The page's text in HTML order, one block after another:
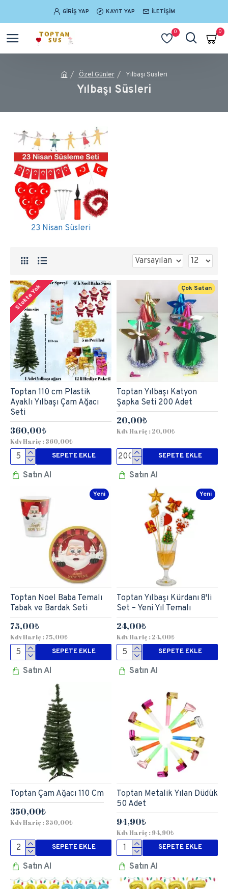
GIRIŞ YAP KAYIT YAP İLETIŞIM
0 0
Özel Günler Yılbaşı Süsleri
Yılbaşı Süsleri
23 Nisan Süsleri
Stokta Yok
Toptan 110 cm Plastik
Ayaklı Yılbaşı Çam Ağacı
Seti
360,00₺
Kdv Hariç : 360,00₺
SEPETE EKLE
Satın Al
Çok Satan
Toptan Yılbaşı Katyon
Şapka Seti 200 Adet
20,00₺
Kdv Hariç : 20,00₺
SEPETE EKLE
Satın Al
Yeni
Toptan Noel Baba Temalı
Tabak ve Bardak Seti
75,00₺
Kdv Hariç : 75,00₺
SEPETE EKLE
Satın Al
Yeni
Toptan Yılbaşı Kürdanı 8'li
Set – Yeni Yıl Temalı
24,00₺
Kdv Hariç : 24,00₺
SEPETE EKLE
Satın Al
Toptan Çam Ağacı 110 Cm
350,00₺
Kdv Hariç : 350,00₺
SEPETE EKLE
Satın Al
Toptan Metalik Yılan Düdük
50 Adet
94,90₺
Kdv Hariç : 94,90₺
SEPETE EKLE
Satın Al